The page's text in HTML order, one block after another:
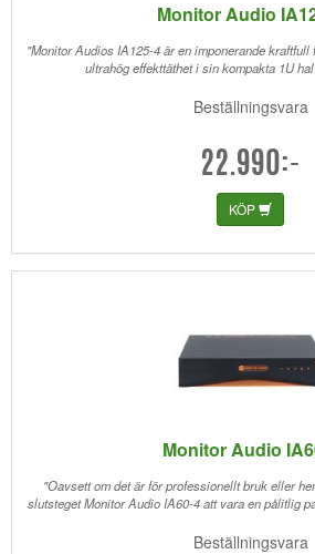
Monitor Audio
"Monitor Audios IA125-4 är en imponerande
ultrahög effekttäthet i sin kompakta 1U
Beställningsvara
22.990:-
KÖP
Monitor Audio
"Oavsett om det är för professionellt bruk eller
slutsteget Monitor Audio IA60-4 att vara en pålitlig
Beställningsvara